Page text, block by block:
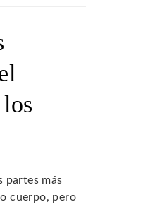
partes más
cuerpo, pero